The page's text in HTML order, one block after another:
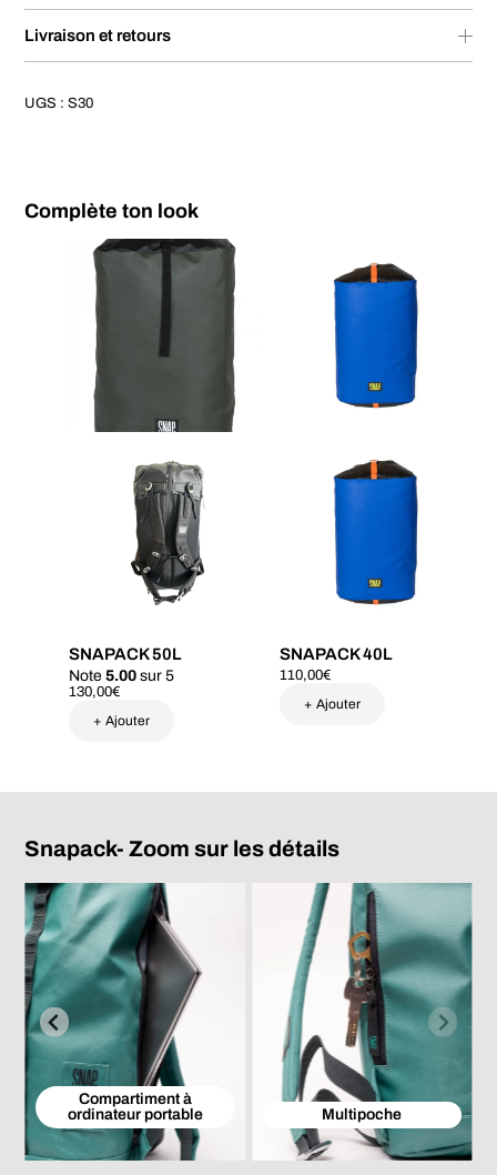
Livraison et retours
UGS :S30
Complète ton look
SNAPACK 50L
Note5.00 sur 5
130,00€
+ Ajouter
SNAPACK 40L
110,00€
+ Ajouter
peuvent
choisies
page
produit
Snapack- Zoom sur les détails
Compartiment à
ordinateur portable
Multipoche